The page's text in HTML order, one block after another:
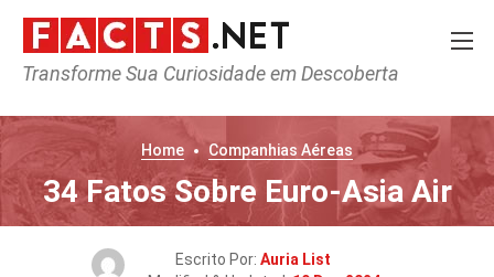
Transforme Sua Curiosidade em Descoberta
Home Companhias Aéreas
34 Fatos Sobre Euro-Asia Air
Escrito Por: Auria List